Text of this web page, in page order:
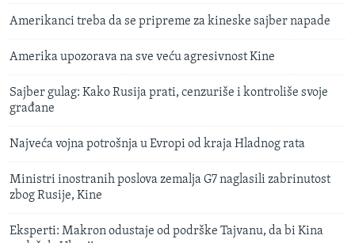
Amerikanci treba da se pripreme za kineske sajber napade
Amerika upozorava na sve veću agresivnost Kine
Sajber gulag: Kako Rusija prati, cenzuriše i kontroliše svoje
građane
Najveća vojna potrošnja u Evropi od kraja Hladnog rata
Ministri inostranih poslova zemalja G7 naglasili zabrinutost
zbog Rusije, Kine
Eksperti: Makron odustaje od podrške Tajvanu, da bi Kina